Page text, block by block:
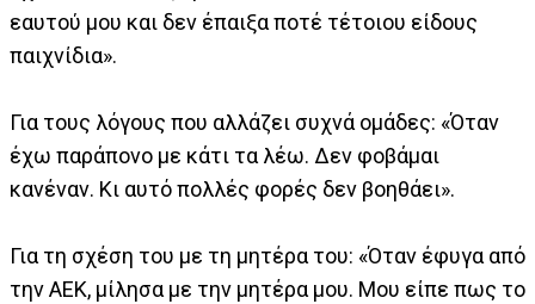
εαυτού μου και δεν έπαιξα ποτέ τέτοιου είδους
παιχνίδια».
Για τους λόγους που αλλάζει συχνά ομάδες: «Όταν
έχω παράπονο με κάτι τα λέω. Δεν φοβάμαι
κανέναν. Κι αυτό πολλές φορές δεν βοηθάει».
Για τη σχέση του με τη μητέρα του: «Όταν έφυγα από
την ΑΕΚ, μίλησα με την μητέρα μου. Μου είπε πως το